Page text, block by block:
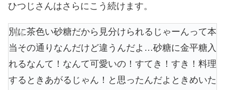
ひつじさんはさらにこう続けます。
別に茶色い砂糖だから見分けられるじゃーんって本
当その通りなんだけど違うんだよ…砂糖に金平糖入
れるなんて！なんて可愛いの！すてき！すき！料理
するときあがるじゃん！と思ったんだよときめいた